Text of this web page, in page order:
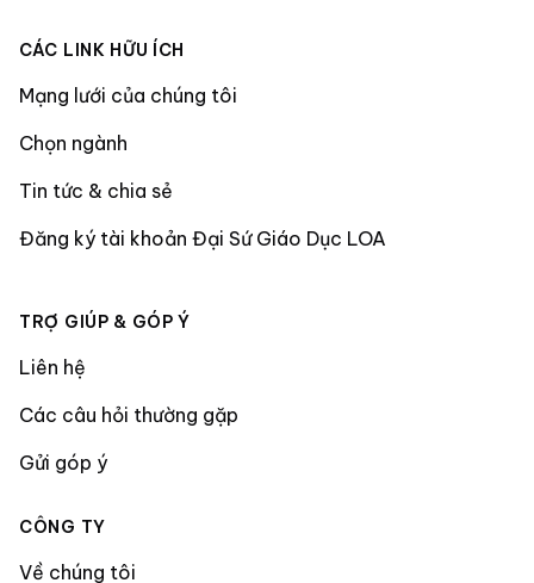
CÁC LINK HỮU ÍCH
Mạng lưới của chúng tôi
Chọn ngành
Tin tức & chia sẻ
Đăng ký tài khoản Đại Sứ Giáo Dục LOA
TRỢ GIÚP & GÓP Ý
Liên hệ
Các câu hỏi thường gặp
Gửi góp ý
CÔNG TY
Về chúng tôi